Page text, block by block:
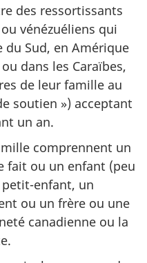
des ressortissants
vénézuéliens qui
Sud, en Amérique
dans les Caraïbes,
de leur famille au
soutien ») acceptant
un an.
comprennent un
fait ou un enfant (peu
enfant, un
ou un frère ou une
canadienne ou la